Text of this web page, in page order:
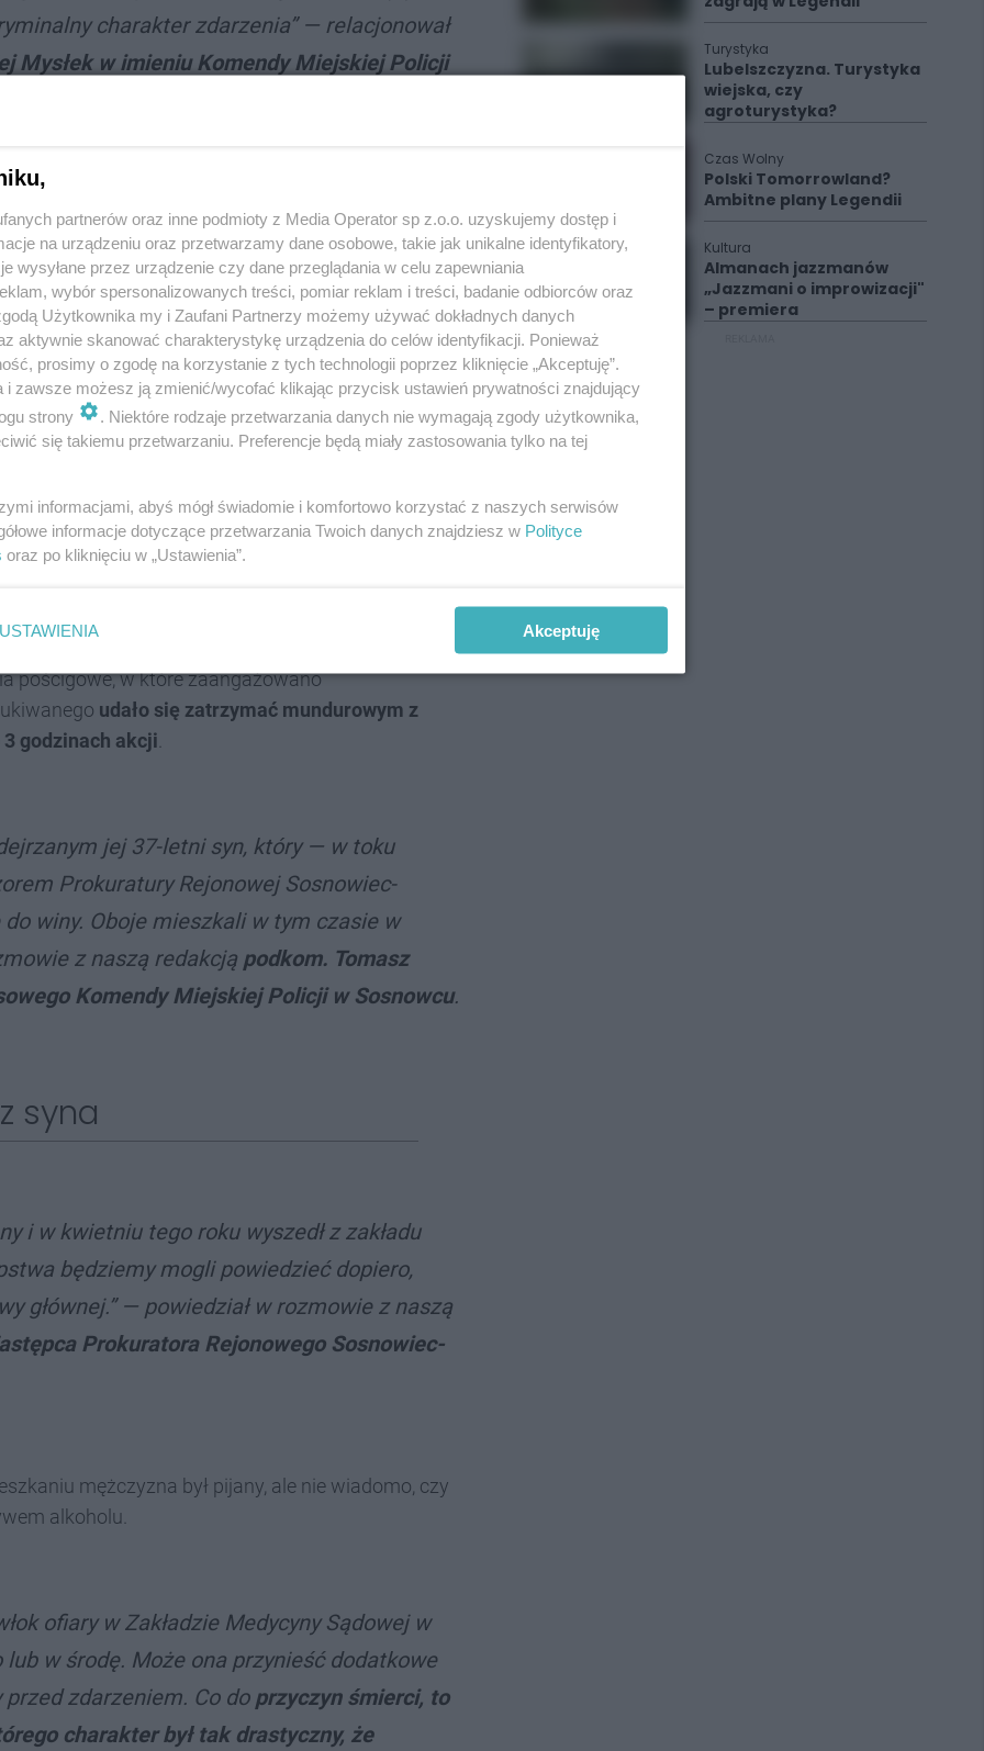
charakter zdarzenia” — relacjonował
Mysłek w imieniu Komendy Miejskiej Policji
wyszedł z
pod powyższym adresem, dyżurny KMP w
dotarli na miejsce, musieli siłowo wejść do lokalu
która nie dawała oznak życia, wobec czego
pokrzywdzonej funkcji życiowych.
może mieć syn kobiety, który od kilku dni
prawdopodobnego sprawcy, policjanci
pościgowe, w które zaangażowano
udało się zatrzymać mundurowym z
godzinach akcji
jej 37-letni syn, który — w toku
Prokuratury Rejonowej Sosnowiec-
do winy. Oboje mieszkali w tym czasie w
z naszą redakcją podkom. Tomasz
Komendy Miejskiej Policji w Sosnowcu.
syna
i w kwietniu tego roku wyszedł z zakładu
będziemy mogli powiedzieć dopiero,
głównej.” — powiedział w rozmowie z naszą
Prokuratora Rejonowego Sosnowiec-
mężczyzna był pijany, ale nie wiadomo, czy
alkoholu.
ofiary w Zakładzie Medycyny Sądowej w
w środę. Może ona przynieść dodatkowe
zdarzeniem. Co do przyczyn śmierci, to
charakter był tak drastyczny, że
Turystyka
Lubelszczyzna. Turystyka
wiejska, czy
agroturystyka?
Czas Wolny
Polski Tomorrowland?
Ambitne plany Legendii
Kultura
Almanach jazzmanów
„Jazzmani o improwizacji"
– premiera
partnerów oraz inne podmioty z Media Operator sp z.o.o. uzyskujemy dostęp i
na urządzeniu oraz przetwarzamy dane osobowe, takie jak unikalne identyfikatory,
wysyłane przez urządzenie czy dane przeglądania w celu zapewniania
wybór spersonalizowanych treści, pomiar reklam i treści, badanie odbiorców oraz
Użytkownika my i Zaufani Partnerzy możemy używać dokładnych danych
aktywnie skanować charakterystykę urządzenia do celów identyfikacji. Ponieważ
prosimy o zgodę na korzystanie z tych technologii poprzez kliknięcie „Akceptuję”.
i zawsze możesz ją zmienić/wycofać klikając przycisk ustawień prywatności znajdujący
strony
. Niektóre rodzaje przetwarzania danych nie wymagają zgody użytkownika,
się takiemu przetwarzaniu. Preferencje będą miały zastosowania tylko na tej
informacjami, abyś mógł świadomie i komfortowo korzystać z naszych serwisów
informacje dotyczące przetwarzania Twoich danych znajdziesz w Polityce
oraz po kliknięciu w „Ustawienia”.
USTAWIENIA Akceptuję